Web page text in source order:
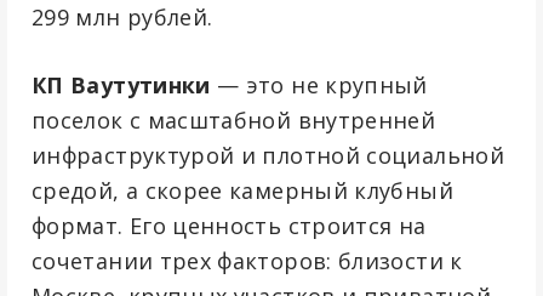
299 млн рублей.
КП Ваутутинки — это не крупный
поселок с масштабной внутренней
инфраструктурой и плотной социальной
средой, а скорее камерный клубный
формат. Его ценность строится на
сочетании трех факторов: близости к